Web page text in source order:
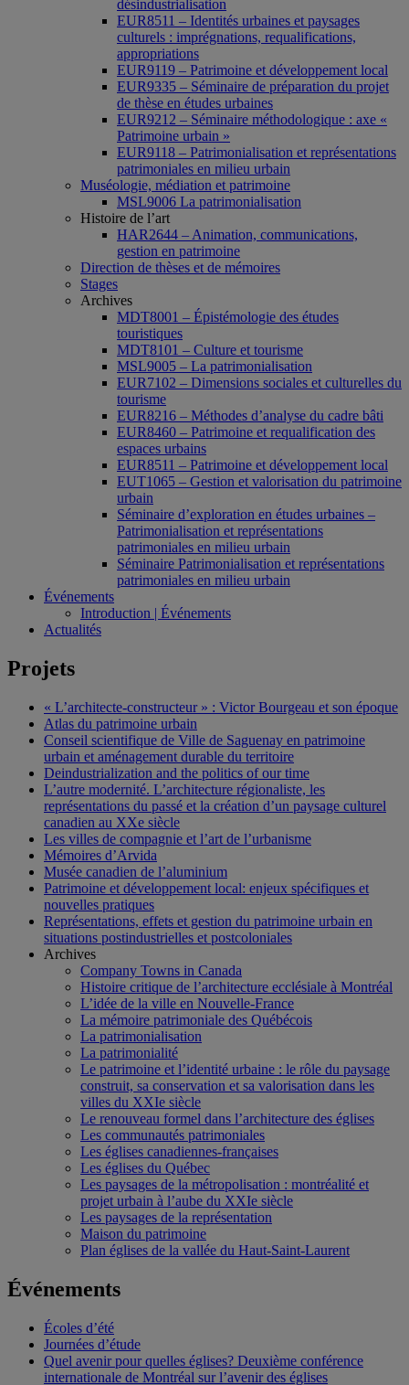
désindustrialisation
EUR8511 – Identités urbaines et paysages
culturels : imprégnations, requalifications,
appropriations
EUR9119 – Patrimoine et développement local
EUR9335 – Séminaire de préparation du projet
de thèse en études urbaines
EUR9212 – Séminaire méthodologique : axe «
Patrimoine urbain »
EUR9118 – Patrimonialisation et représentations
patrimoniales en milieu urbain
Muséologie, médiation et patrimoine
MSL9006 La patrimonialisation
Histoire de l’art
HAR2644 – Animation, communications,
gestion en patrimoine
Direction de thèses et de mémoires
Stages
Archives
MDT8001 – Épistémologie des études
touristiques
MDT8101 – Culture et tourisme
MSL9005 – La patrimonialisation
EUR7102 – Dimensions sociales et culturelles du
tourisme
EUR8216 – Méthodes d’analyse du cadre bâti
EUR8460 – Patrimoine et requalification des
espaces urbains
EUR8511 – Patrimoine et développement local
EUT1065 – Gestion et valorisation du patrimoine
urbain
Séminaire d’exploration en études urbaines –
Patrimonialisation et représentations
patrimoniales en milieu urbain
Séminaire Patrimonialisation et représentations
patrimoniales en milieu urbain
Événements
Introduction | Événements
Actualités
Projets
« L’architecte-constructeur » : Victor Bourgeau et son époque
Atlas du patrimoine urbain
Conseil scientifique de Ville de Saguenay en patrimoine
urbain et aménagement durable du territoire
Deindustrialization and the politics of our time
L’autre modernité. L’architecture régionaliste, les
représentations du passé et la création d’un paysage culturel
canadien au XXe siècle
Les villes de compagnie et l’art de l’urbanisme
Mémoires d’Arvida
Musée canadien de l’aluminium
Patrimoine et développement local: enjeux spécifiques et
nouvelles pratiques
Représentations, effets et gestion du patrimoine urbain en
situations postindustrielles et postcoloniales
Archives
Company Towns in Canada
Histoire critique de l’architecture ecclésiale à Montréal
L’idée de la ville en Nouvelle-France
La mémoire patrimoniale des Québécois
La patrimonialisation
La patrimonialité
Le patrimoine et l’identité urbaine : le rôle du paysage
construit, sa conservation et sa valorisation dans les
villes du XXIe siècle
Le renouveau formel dans l’architecture des églises
Les communautés patrimoniales
Les églises canadiennes-françaises
Les églises du Québec
Les paysages de la métropolisation : montréalité et
projet urbain à l’aube du XXIe siècle
Les paysages de la représentation
Maison du patrimoine
Plan églises de la vallée du Haut-Saint-Laurent
Événements
Écoles d’été
Journées d’étude
Quel avenir pour quelles églises? Deuxième conférence
internationale de Montréal sur l’avenir des églises